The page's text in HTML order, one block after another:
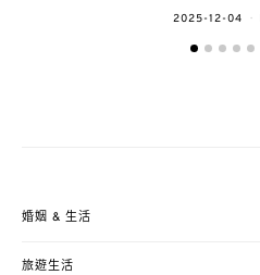
POSTED
2025-12-04
婚姻 & 生活
旅遊生活